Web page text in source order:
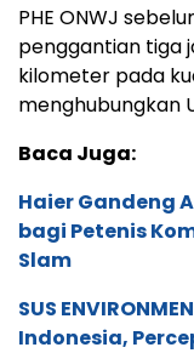
PHE ONWJ
penggantian tiga
kilometer pada
menghubungkan
Baca Juga:
Haier Gandeng
bagi Petenis
Slam
SUS
Indonesia,